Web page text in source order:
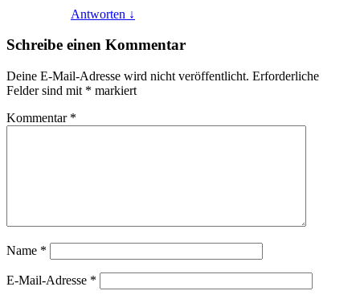
Antworten ↓
Schreibe einen Kommentar
Deine E-Mail-Adresse wird nicht veröffentlicht. Erforderliche
Felder sind mit * markiert
Kommentar *
Name *
E-Mail-Adresse *